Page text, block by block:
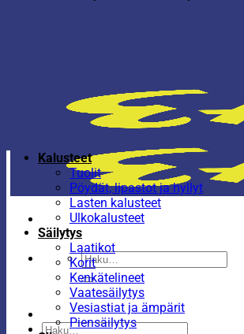
Etsi:
Etsi:
Kalusteet
Tuolit
Pöydät, lipastot ja hyllyt
Lasten kalusteet
Ulkokalusteet
Säilytys
Laatikot
Korit
Kenkätelineet
Vaatesäilytys
Vesiastiat ja ämpärit
Piensäilytys